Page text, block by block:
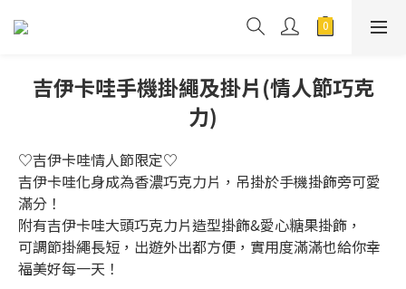
吉伊卡哇手機掛繩及掛片(情人節巧克
力)
♡吉伊卡哇情人節限定♡
吉伊卡哇化身成為香濃巧克力片，吊掛於手機掛飾旁可愛
滿分！
附有吉伊卡哇大頭巧克力片造型掛飾&愛心糖果掛飾，
可調節掛繩長短，出遊外出都方便，實用度滿滿也給你幸
福美好每一天！